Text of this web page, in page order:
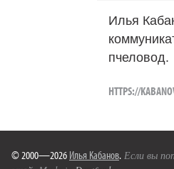
Илья
пчеловод.
HTTPS://
© 2000—2026 Илья Кабанов. Если вы